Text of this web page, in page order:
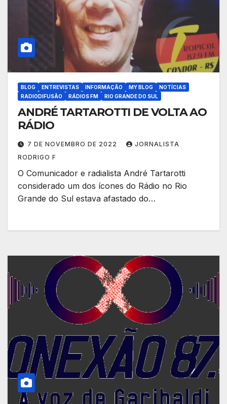
BLOG ENTREVISTAS INFORMAÇÃO MY BLOG
NOTÍCIAS
RADIODIFUSÃO
RÁDIOS FM RIO GRANDE DO SUL
ANDRÉ TARTAROTTI DE VOLTA AO
RÁDIO
7 DE NOVEMBRO DE 2022
JORNALISTA
RODRIGO F
O Comunicador e radialista André Tartarotti
considerado um dos ícones do Rádio no Rio
Grande do Sul estava afastado do…